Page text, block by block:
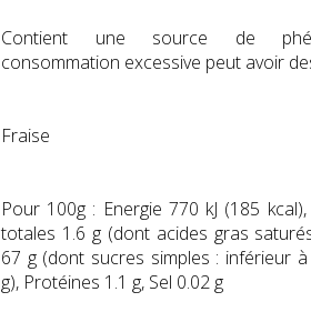
Contient une source de
consommation excessive peut avoir
Fraise
Pour 100g : Energie 770 kJ (185
totales 1.6 g (dont acides gras
67 g (dont sucres simples : inférieur
g), Protéines 1.1 g, Sel 0.02 g